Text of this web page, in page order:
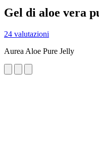
Gel di aloe vera
24 valutazioni
Aurea Aloe Pure Jelly